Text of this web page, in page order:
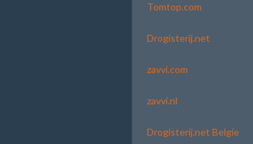
Tomtop.com
Drogisterij.net
zavvi.com
zavvi.nl
Drogisterij.net Belgie